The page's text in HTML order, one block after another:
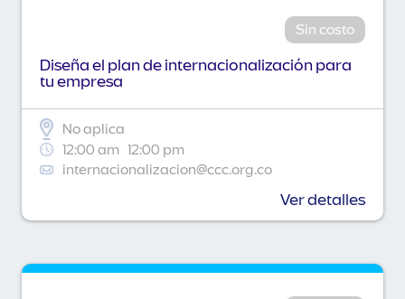
Sin costo
Diseña el plan de internacionalización para
tu empresa
No aplica
12:00 am 12:00 pm
internacionalizacion@ccc.org.co
Ver detalles